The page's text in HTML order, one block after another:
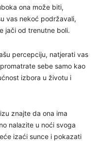
ona može biti,
vas nekoć podržavali,
jači od trenutne boli.
percepciju, natjerati vas
sebe samo kao
izbora u životu i
znajte da ona ima
nalazite u noći svoga
izaći sunce i pokazati